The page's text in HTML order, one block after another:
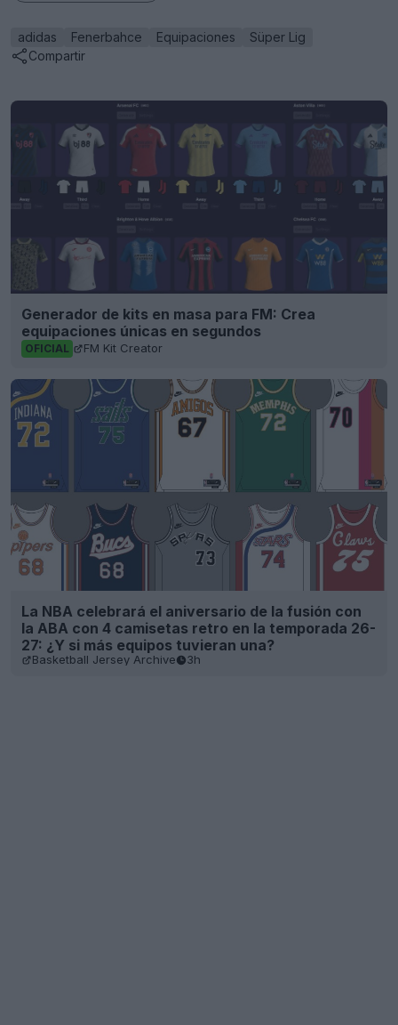
adidas Fenerbahce Equipaciones
Süper Lig
Compartir
Generador de kits en masa para FM: Crea
equipaciones únicas en segundos
OFICIAL FM Kit Creator
La NBA celebrará el aniversario de la fusión con
la ABA con 4 camisetas retro en la temporada 26-
27: ¿Y si más equipos tuvieran una?
Basketball Jersey Archive 3h